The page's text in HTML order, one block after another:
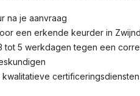
na je aanvraag
een erkende keurder in
tot 5 werkdagen tegen een
certificeringsdiensten